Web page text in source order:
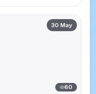
30 May
60